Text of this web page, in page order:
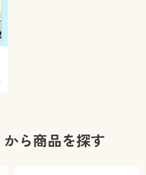
ら商品を探す